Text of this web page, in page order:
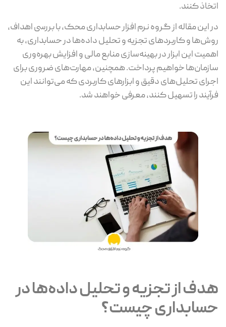
اتخاذ کنند.
در این مقاله از گروه نرم افزار حسابداری محک، با بررسی اهداف،
روش‌ها و کاربردهای تجزیه و تحلیل داده‌ها در حسابداری، به
اهمیت این ابزار در بهینه‌سازی منابع مالی و افزایش بهره‌وری
سازمان‌ها خواهیم پرداخت. همچنین، مهارت‌های ضروری برای
اجرای تحلیل‌های دقیق و ابزارهای کاربردی که می‌توانند این
فرآیند را تسهیل کنند، معرفی خواهند شد.
هدف از تجزیه و تحلیل داده‌ها در
حسابداری چیست؟